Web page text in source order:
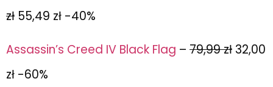
zł 55,49 zł -40%
Assassin’s Creed IV Black Flag – 79,99 zł 32,00
zł -60%